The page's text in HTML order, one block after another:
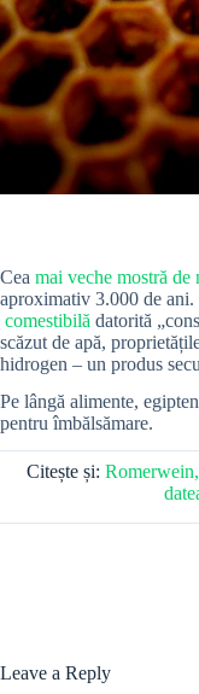
Cea mai veche mostră de
aproximativ 3.000 de ani.
comestibilă datorită
scăzut de apă,
hidrogen – un produs
Pe lângă alimente,
pentru îmbălsămare.
Citește și:
Leave a Reply